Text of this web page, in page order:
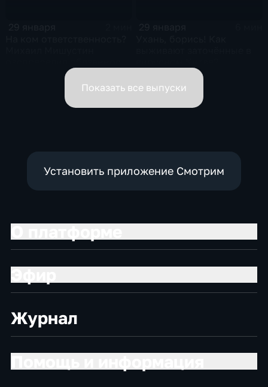
вице-премьеров
Показать все выпуски
Установить приложение Смотрим
Журнал